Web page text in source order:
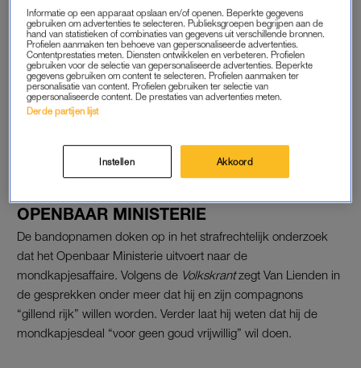
en strekking” anders zijn.
Van Lienden laat weten dat dit gesprek dateert van 12 april. Uit
de gesprekken de dagen erna zal de context uitgebreid aan
bod komen in de publicatie van Deloitte. Van Lienden wil
daarom pas nadat het rapport openbaar is een reactie geven.
“Na publicatie zal ik verder reageren.” Waarschijnlijk verschijnt
keren uitgesteld.
OPENBAAR MINISTERIE
De bandopnamen doken op in het strafrechtelijk onderzoek
dat het Openbaar Ministerie uitvoert naar de
mondkapjesaffaire. Volgens de Volkskrantzegt Van Lienden in
de gesprekken onder meer dat hij en zijn compagnons
“gillend rijk” willen worden. Verder laat hij weten dat hij de
mondkapjesdeal “voor geen goud vrijwillig” wil doen.
Informatie op een apparaat opslaan en/of openen. Beperkte gegevens
gebruiken om advertenties te selecteren. Publieksgroepen begrijpen aan de
hand van statistieken of combinaties van gegevens uit verschillende bronnen.
Profielen aanmaken ten behoeve van gepersonaliseerde advertenties.
Contentprestaties meten. Diensten ontwikkelen en verbeteren. Profielen
gebruiken voor de selectie van gepersonaliseerde advertenties. Beperkte
gegevens gebruiken om content te selecteren. Profielen aanmaken ter
personalisatie van content. Profielen gebruiken ter selectie van
gepersonaliseerde content. De prestaties van advertenties meten.
Derde partijen lijst
Instellen Akkoord